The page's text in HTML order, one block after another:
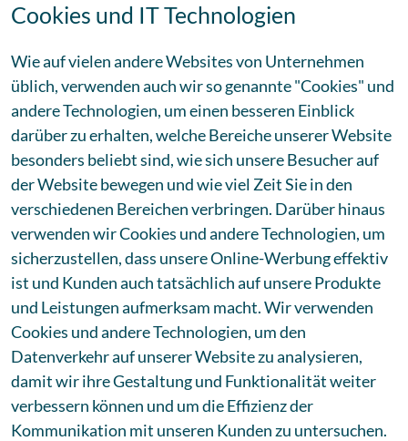
Cookies und IT Technologien
Wie auf vielen andere Websites von Unternehmen
üblich, verwenden auch wir so genannte "Cookies" und
andere Technologien, um einen besseren Einblick
darüber zu erhalten, welche Bereiche unserer Website
besonders beliebt sind, wie sich unsere Besucher auf
der Website bewegen und wie viel Zeit Sie in den
verschiedenen Bereichen verbringen. Darüber hinaus
verwenden wir Cookies und andere Technologien, um
sicherzustellen, dass unsere Online-Werbung effektiv
ist und Kunden auch tatsächlich auf unsere Produkte
und Leistungen aufmerksam macht. Wir verwenden
Cookies und andere Technologien, um den
Datenverkehr auf unserer Website zu analysieren,
damit wir ihre Gestaltung und Funktionalität weiter
verbessern können und um die Effizienz der
Kommunikation mit unseren Kunden zu untersuchen.